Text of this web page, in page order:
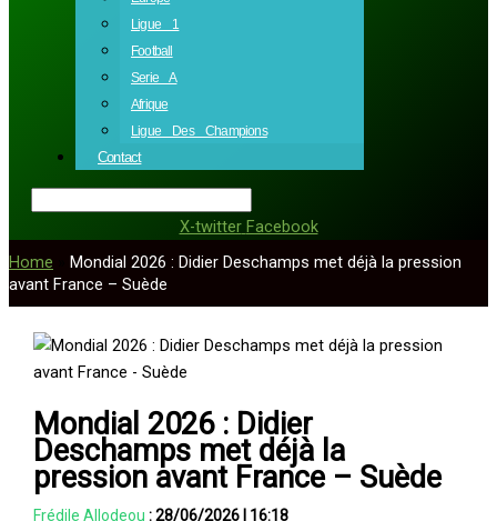
Ligue 1
Football
Serie A
Afrique
Ligue Des Champions
Contact
X-twitter Facebook
Home
Mondial 2026 : Didier Deschamps met déjà la pression
avant France – Suède
Mondial 2026 : Didier
Deschamps met déjà la
pression avant France – Suède
Frédile Allodeou :28/06/2026| 16:18